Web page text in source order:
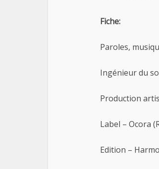
Fiche:
Paroles,
Ingénieur du
Production
Label – Ocora
Edition –